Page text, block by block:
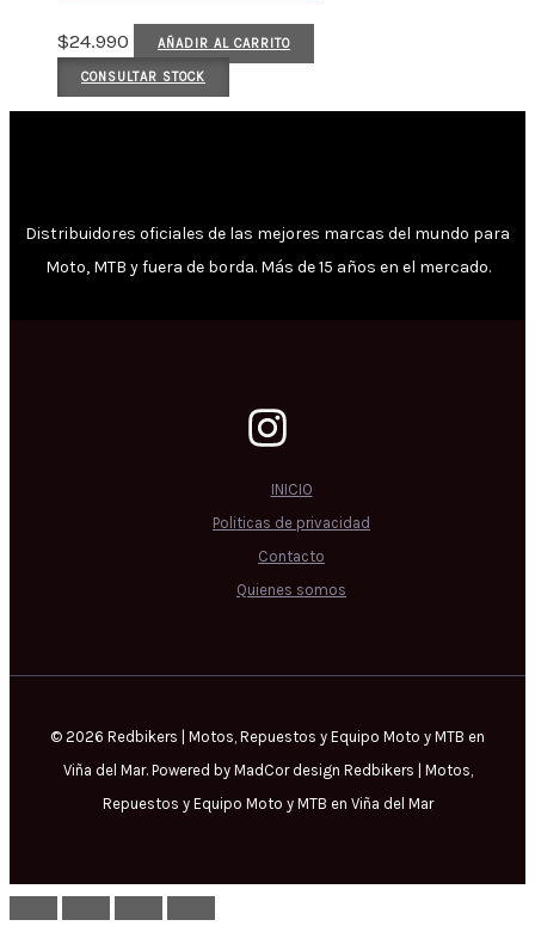
$24.990 AÑADIR AL CARRITO
CONSULTAR STOCK
Distribuidores oficiales de las mejores marcas del mundo para
Moto, MTB y fuera de borda. Más de 15 años en el mercado.
INICIO
Politicas de privacidad
Contacto
Quienes somos
© 2026 Redbikers | Motos, Repuestos y Equipo Moto y MTB en
Viña del Mar. Powered by MadCor design Redbikers | Motos,
Repuestos y Equipo Moto y MTB en Viña del Mar